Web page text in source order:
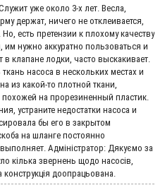
уже около 3-х лет. Весла,
держат, ничего не отклеивается,
есть претензии к плохому качеству
нужно аккуратно пользоваться и
клапане лодки, часто выскакивает.
насоса в нескольких местах и
из какой-то плотной ткани,
на прорезиненный пластик.
устраните недостатки насоса и
бы его в закрытом
на шланге постоянно
Адмiнiстратор: Дякуємо за
кілька звернень щодо насосів,
конструкція доопрацьована.